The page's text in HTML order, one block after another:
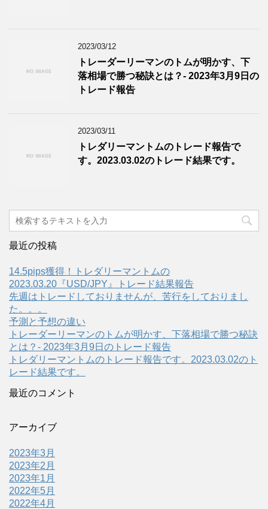
2023/03/12
トレーダーリーマンのトムが明かす、下
落相場で勝つ秘訣とは？- 2023年3月9日の
トレード報告
2023/03/11
トレダリーマントムのトレード報告で
す。2023.03.02のトレード結果です。
最近の投稿
14.5pips獲得！トレダリーマントムの
2023.03.20『USD/JPY』トレード結果報告
先週はトレードしておりませんが、苦行をしておりまし
た。。。
予測と予想の違い
トレーダーリーマンのトムが明かす、下落相場で勝つ秘訣
とは？- 2023年3月9日のトレード報告
トレダリーマントムのトレード報告です。2023.03.02のト
レード結果です。
最近のコメント
アーカイブ
2023年3月
2023年2月
2023年1月
2022年5月
2022年4月